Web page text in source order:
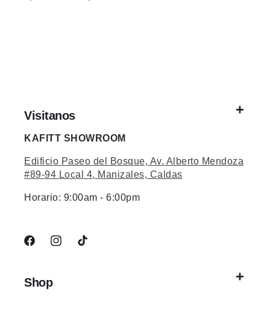
Visitanos
KAFITT SHOWROOM
Edificio Paseo del Bosque, Av. Alberto Mendoza
#89-94 Local 4, Manizales, Caldas
Horario: 9:00am - 6:00pm
FacebookInstagramTikTok
Shop